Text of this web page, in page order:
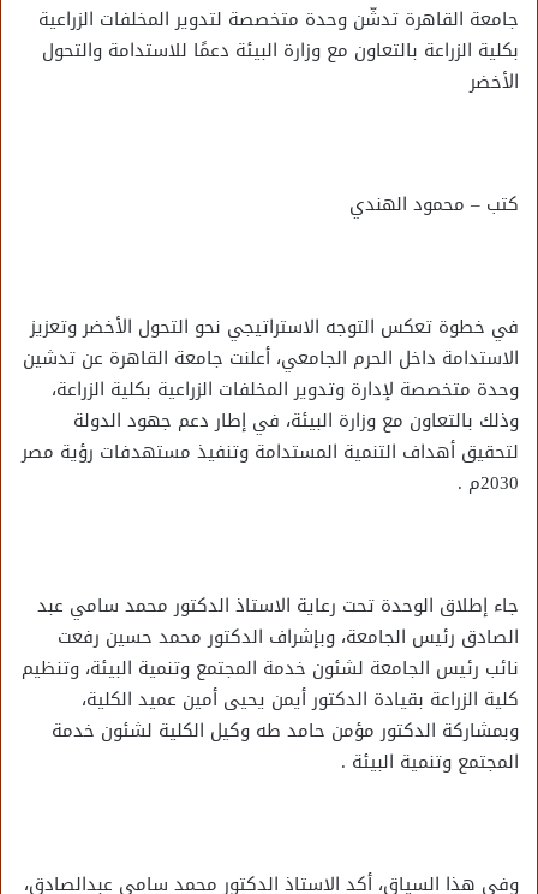
جامعة القاهرة تدشّن وحدة متخصصة لتدوير المخلفات الزراعية
بكلية الزراعة بالتعاون مع وزارة البيئة دعمًا للاستدامة والتحول
الأخضر
كتب – محمود الهندي
في خطوة تعكس التوجه الاستراتيجي نحو التحول الأخضر وتعزيز
الاستدامة داخل الحرم الجامعي، أعلنت جامعة القاهرة عن تدشين
وحدة متخصصة لإدارة وتدوير المخلفات الزراعية بكلية الزراعة،
وذلك بالتعاون مع وزارة البيئة، في إطار دعم جهود الدولة
لتحقيق أهداف التنمية المستدامة وتنفيذ مستهدفات رؤية مصر
2030م .
جاء إطلاق الوحدة تحت رعاية الاستاذ الدكتور محمد سامي عبد
الصادق رئيس الجامعة، وبإشراف الدكتور محمد حسين رفعت
نائب رئيس الجامعة لشئون خدمة المجتمع وتنمية البيئة، وتنظيم
كلية الزراعة بقيادة الدكتور أيمن يحيى أمين عميد الكلية،
وبمشاركة الدكتور مؤمن حامد طه وكيل الكلية لشئون خدمة
المجتمع وتنمية البيئة .
وفي هذا السياق، أكد الاستاذ الدكتور محمد سامي عبدالصادق،